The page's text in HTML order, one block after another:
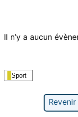
Il n’y a aucun
Sport